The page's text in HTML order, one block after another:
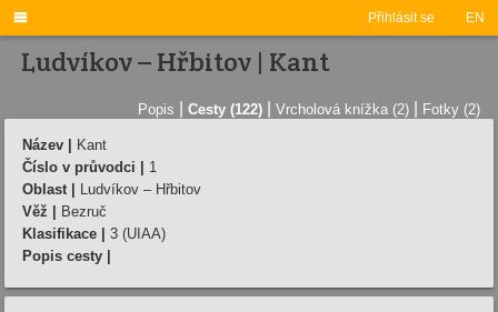
Přihlásit se EN

Ludvíkov – Hřbitov | Kant
Popis Cesty (122) Vrcholová knížka (2) Fotky (2)
Název |
Kant
Číslo v průvodci |
1
Oblast |
Ludvíkov – Hřbitov
Věž |
Bezruč
Klasifikace |
3 (UIAA)
Popis cesty |